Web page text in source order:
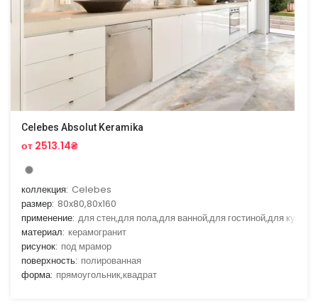
Celebes Absolut Keramika
от 2513.14₴
коллекция: Celebes
размер: 80x80,80x160
применение: для стен,для пола,для ванной,для гостиной,для кухни
материал: керамогранит
рисунок: под мрамор
поверхность: полированная
форма: прямоугольник,квадрат